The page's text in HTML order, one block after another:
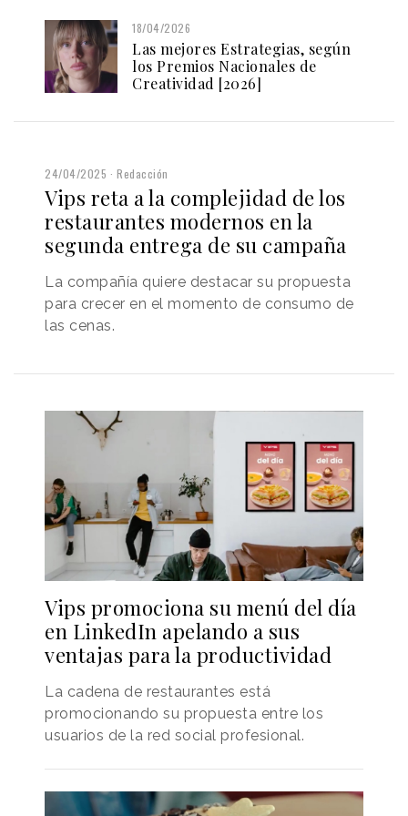
18/04/2026
Las mejores Estrategias, según
los Premios Nacionales de
Creatividad [2026]
24/04/2025 Redacción
Vips reta a la complejidad de los
restaurantes modernos en la
segunda entrega de su campaña
La compañía quiere destacar su propuesta
para crecer en el momento de consumo de
las cenas.
Vips promociona su menú del día
en LinkedIn apelando a sus
ventajas para la productividad
La cadena de restaurantes está
promocionando su propuesta entre los
usuarios de la red social profesional.